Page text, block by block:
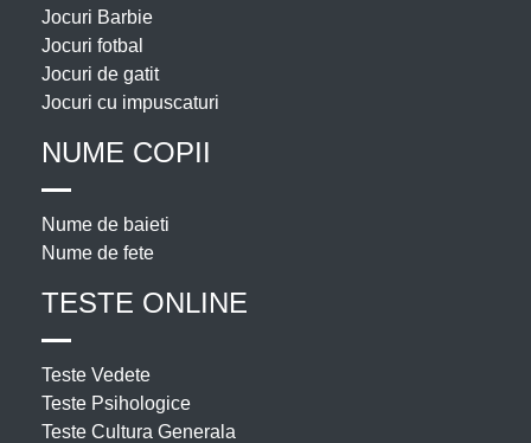
Jocuri Barbie
Jocuri fotbal
Jocuri de gatit
Jocuri cu impuscaturi
NUME COPII
Nume de baieti
Nume de fete
TESTE ONLINE
Teste Vedete
Teste Psihologice
Teste Cultura Generala